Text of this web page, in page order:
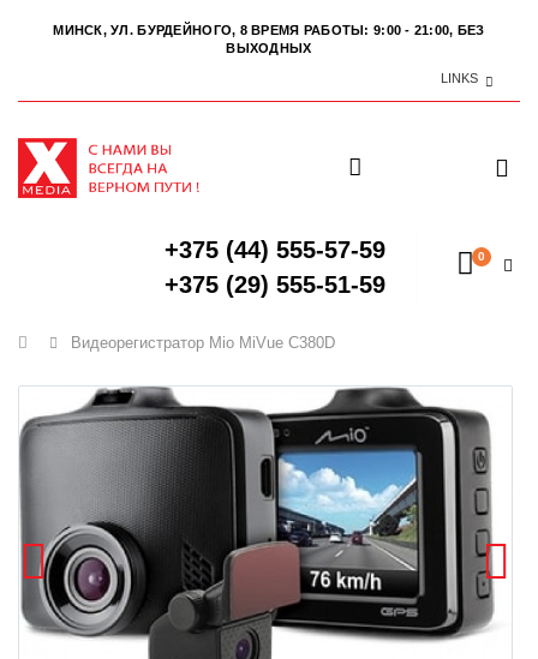
МИНСК, УЛ. БУРДЕЙНОГО, 8 ВРЕМЯ РАБОТЫ: 9:00 - 21:00, БЕЗ
ВЫХОДНЫХ
LINKS
+375 (44) 555-57-59
+375 (29) 555-51-59
0
Главная
Видеорегистратор Mio MiVue C380D